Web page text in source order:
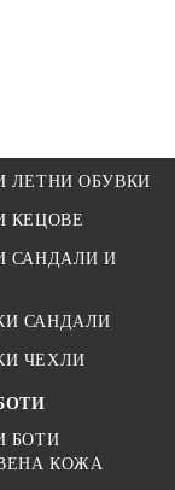
ЛЕТНИ ОБУВКИ
КЕЦОВЕ
САНДАЛИ И
САНДАЛИ
ЧЕХЛИ
БОТИ
КОЖА